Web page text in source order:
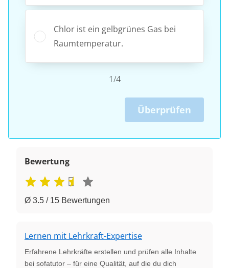
Chlor ist ein gelbgrünes Gas bei
Raumtemperatur.
1/4
Überprüfen
Bewertung
Ø 3.5 / 15 Bewertungen
Lernen mit Lehrkraft-Expertise
Erfahrene Lehrkräfte erstellen und prüfen alle Inhalte
bei sofatutor – für eine Qualität, auf die du dich